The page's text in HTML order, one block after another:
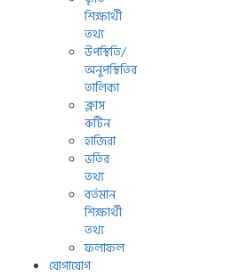
শিক্ষার্থী
তথ্য
উপস্থিতি/
অনুপস্থিতির
তালিকা
ক্লাস
রুটিন
হাজিরা
ভর্তির
তথ্য
বর্তমান
শিক্ষার্থী
তথ্য
ফলাফল
যোগাযোগ